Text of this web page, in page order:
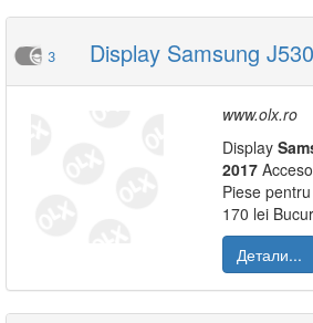
3 Display Samsung
www.olx.ro
Display
2017
Piese
170 lei
Детали...